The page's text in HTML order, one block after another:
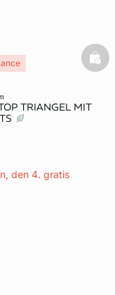
TRIANGEL MIT
den 4. gratis